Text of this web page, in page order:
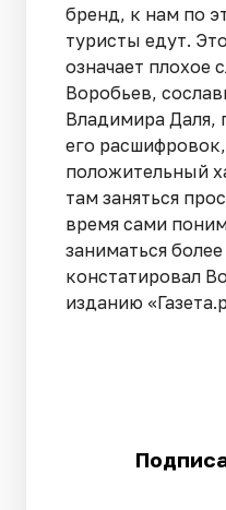
бренд, к нам по
туристы едут.
означает плохое
Воробьев,
Владимира Даля,
его
положительный
там заняться
время сами
заниматься
констатировал
изданию